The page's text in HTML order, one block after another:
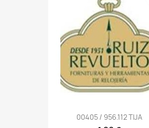
00405 / 956.112 TIJA